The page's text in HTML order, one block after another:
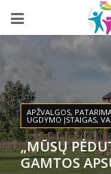
APŽVALGOS,
UGDYMO ĮSTAIGAS,
„MŪSŲ
GAMTOS